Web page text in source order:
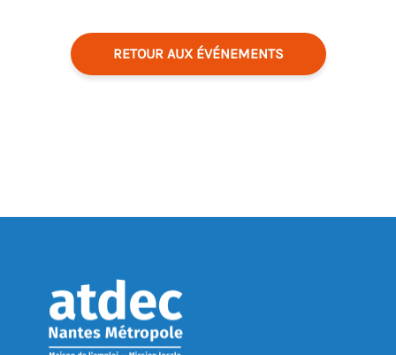
RETOUR AUX ÉVÉNEMENTS